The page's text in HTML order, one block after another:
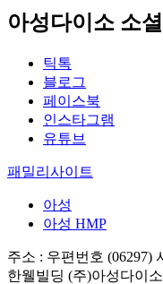
아성다이소 소
틱톡
블로그
페이스북
인스타그램
유튜브
패밀리사이트
아성
아성 HMP
주소 : 우편번호 (06297)
한웰빌딩 (주)아성다이소